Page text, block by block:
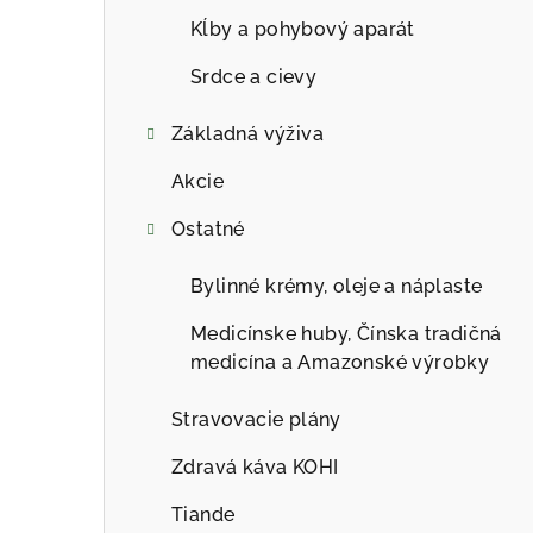
Kĺby a pohybový aparát
Srdce a cievy
Základná výživa
Akcie
Ostatné
Bylinné krémy, oleje a náplaste
Medicínske huby, Čínska tradičná
medicína a Amazonské výrobky
Stravovacie plány
Zdravá káva KOHI
Tiande